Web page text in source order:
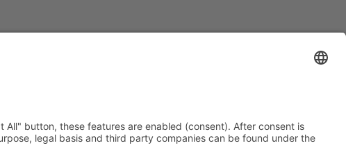
Freyung 1, 92539 Schönsee
Tel.:+49 (0)9674 / 92 48 78